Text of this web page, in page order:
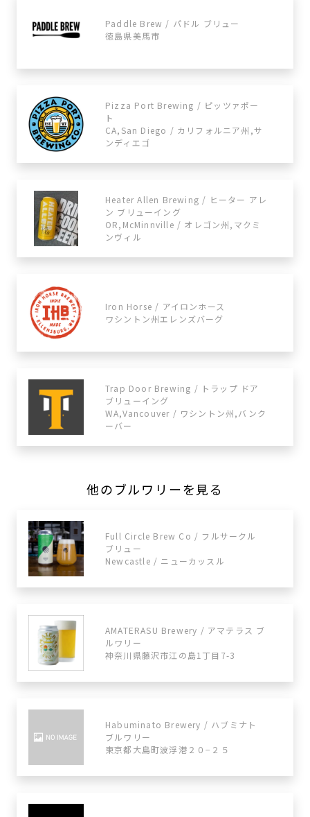
Paddle Brew / パドル ブリュー
徳島県美馬市
Pizza Port Brewing / ​​ピッツァポー
ト
CA,San Diego / カリフォルニア州,サ
ンディエゴ
Heater Allen Brewing / ヒーター アレ
ン ブリューイング
OR,McMinnville / オレゴン州,マクミ
ンヴィル
Iron Horse / アイロンホース
ワシントン州エレンズバーグ
Trap Door Brewing / トラップ ドア
ブリューイング
WA,Vancouver / ワシントン州,バンク
ーバー
他のブルワリーを見る
Full Circle Brew Co / フルサークル
ブリュー
Newcastle / ニューカッスル
AMATERASU Brewery / アマテラス ブ
ルワリー
神奈川県藤沢市江の島1丁目7-3
Habuminato Brewery / ハブミナト
ブルワリー
東京都大島町波浮港２０−２５